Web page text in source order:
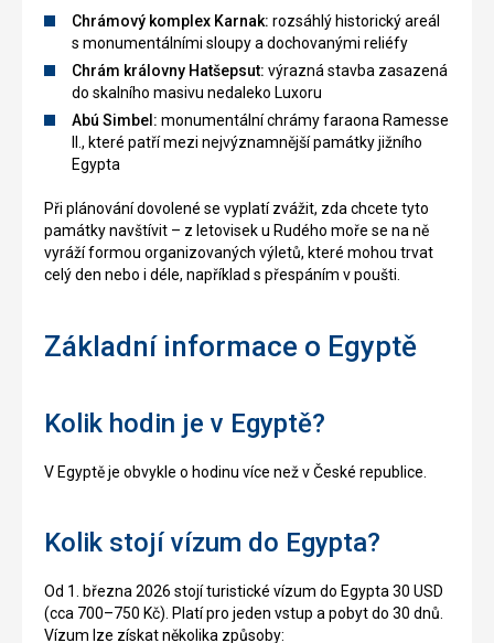
Chrámový komplex Karnak: rozsáhlý historický areál
s monumentálními sloupy a dochovanými reliéfy
Chrám královny Hatšepsut: výrazná stavba zasazená
do skalního masivu nedaleko Luxoru
Abú Simbel: monumentální chrámy faraona Ramesse
II., které patří mezi nejvýznamnější památky jižního
Egypta
Při plánování dovolené se vyplatí zvážit, zda chcete tyto
památky navštívit – z letovisek u Rudého moře se na ně
vyráží formou organizovaných výletů, které mohou trvat
celý den nebo i déle, například s přespáním v poušti.
Základní informace o Egyptě
Kolik hodin je v Egyptě?
V Egyptě je obvykle o hodinu více než v České republice.
Kolik stojí vízum do Egypta?
Od 1. března 2026 stojí turistické vízum do Egypta 30 USD
(cca 700–750 Kč). Platí pro jeden vstup a pobyt do 30 dnů.
Vízum lze získat několika způsoby: